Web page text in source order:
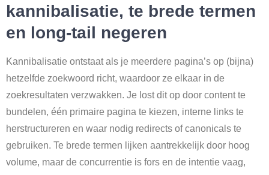
kannibalisatie, te brede termen
en long-tail negeren
Kannibalisatie ontstaat als je meerdere pagina’s op (bijna)
hetzelfde zoekwoord richt, waardoor ze elkaar in de
zoekresultaten verzwakken. Je lost dit op door content te
bundelen, één primaire pagina te kiezen, interne links te
herstructureren en waar nodig redirects of canonicals te
gebruiken. Te brede termen lijken aantrekkelijk door hoog
volume, maar de concurrentie is fors en de intentie vaag,